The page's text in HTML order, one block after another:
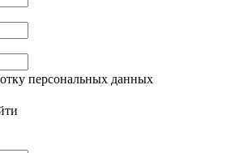
персональных данных